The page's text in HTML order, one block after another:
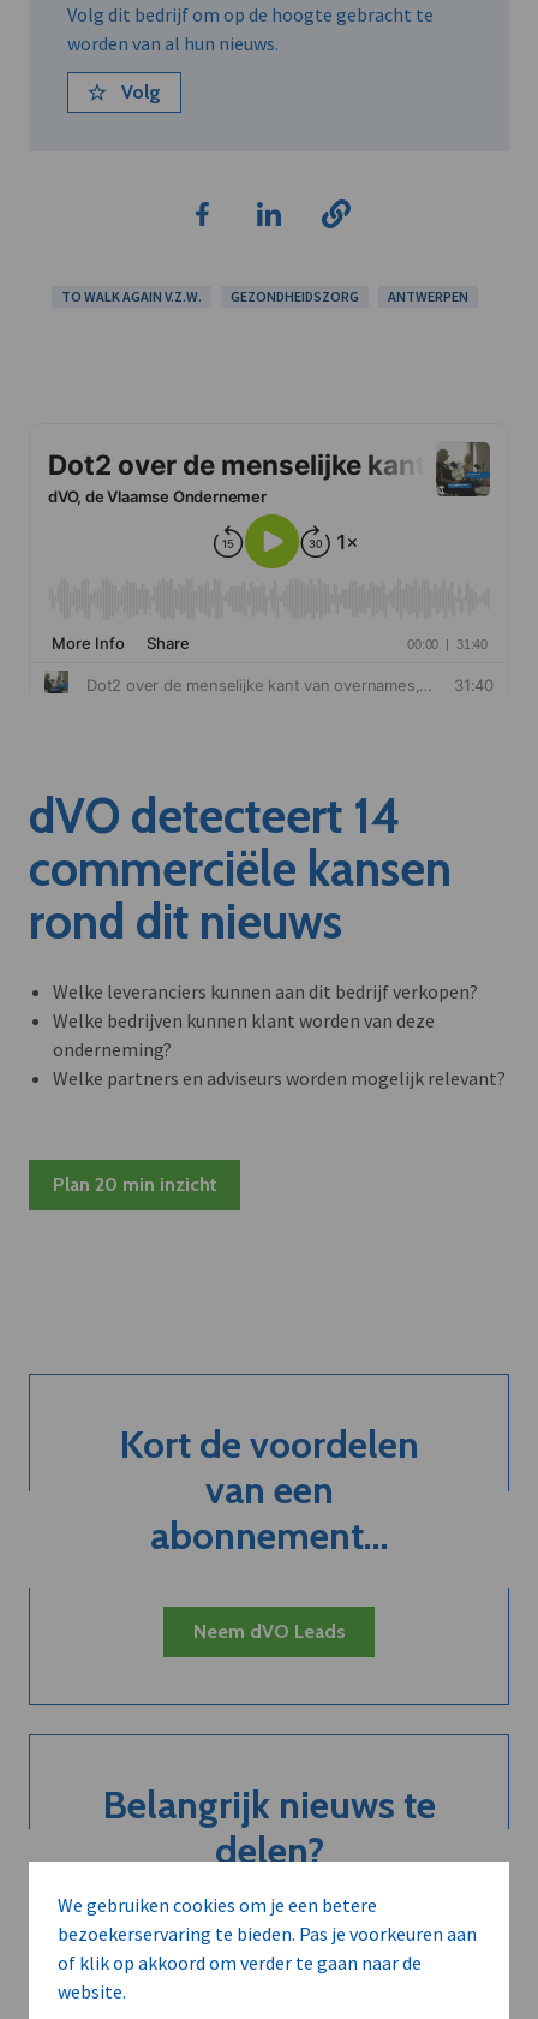
We gebruiken cookies om je een betere
bezoekerservaring te bieden. Pas je voorkeuren aan
of klik op akkoord om verder te gaan naar de
website.
Volg dit bedrijf om op de hoogte gebracht te
worden van al hun nieuws.
Volg
TO WALK AGAIN V.Z.W. GEZONDHEIDSZORG ANTWERPEN
dVO detecteert 14
commerciële kansen
rond dit nieuws
Welke leveranciers kunnen aan dit bedrijf verkopen?
Welke bedrijven kunnen klant worden van deze
onderneming?
Welke partners en adviseurs worden mogelijk relevant?
Plan 20 min inzicht
Kort de voordelen
van een
abonnement...
Neem dVO Leads
Belangrijk nieuws te
delen?
Contacteer onze redactie